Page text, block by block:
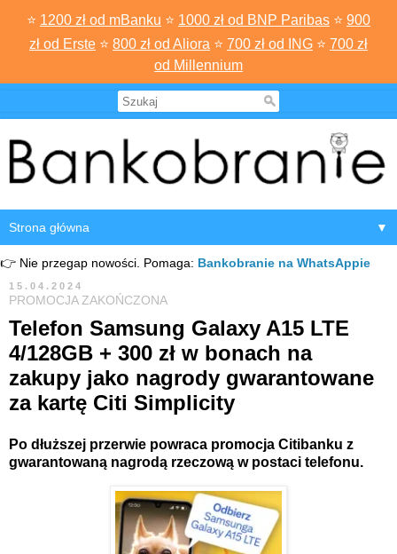
⭐ 1200 zł od mBanku ⭐ 1000 zł od BNP Paribas ⭐ 900
zł od Erste ⭐ 800 zł od Aliora ⭐ 700 zł od ING ⭐ 700 zł
od Millennium
▼
👉 Nie przegap nowości. Pomaga: Bankobranie na WhatsAppie
15.04.2024
PROMOCJA ZAKOŃCZONA
Telefon Samsung Galaxy A15 LTE
4/128GB + 300 zł w bonach na
zakupy jako nagrody gwarantowane
za kartę Citi Simplicity
Po dłuższej przerwie powraca promocja Citibanku z
gwarantowaną nagrodą rzeczową w postaci telefonu.